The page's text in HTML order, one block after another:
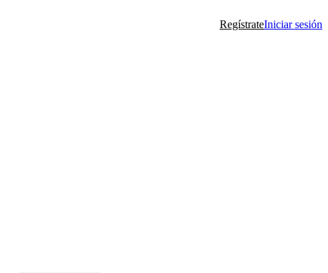
RegístrateIniciar sesión